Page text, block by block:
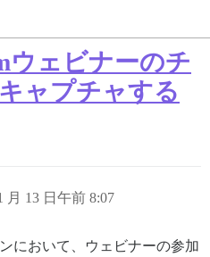
ウェビナーのチ
ャプチャする
月 13 日午前 8:07
において、ウェビナーの参加